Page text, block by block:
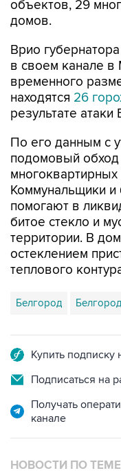
объектов, 29
домов.
Врио
в своем канале в
временного
находятся 26
результате
По его данным с
подомовый
Коммунальщики и
помогают в
битое стекло и
территории. В
остеклением
теплового
Белгород
Купить
Подписаться на
Получать
канале
НОВОСТИ ПО ТЕМЕ